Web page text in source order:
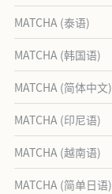
MATCHA (泰语)
MATCHA (韩国语)
MATCHA (简体中文)
MATCHA (印尼语)
MATCHA (越南语)
MATCHA (简单日语)